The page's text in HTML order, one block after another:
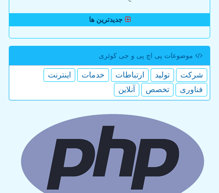
جدیدترین ها
موضوعات پی اچ پی و جی كوئری
شركت تولید ارتباطات خدمات
اینترنت
فناوری
تخصص آنلاین